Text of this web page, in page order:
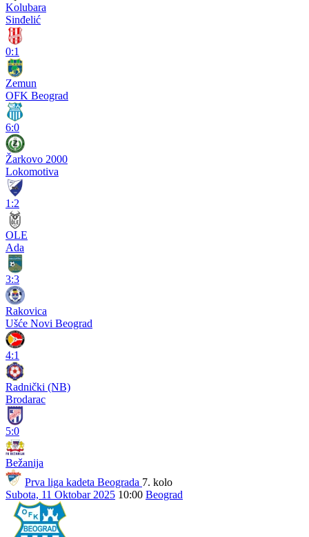
Kolubara
Sinđelić
0:1
Zemun
OFK Beograd
6:0
Žarkovo 2000
Lokomotiva
1:2
OLE
Ada
3:3
Rakovica
Ušće Novi Beograd
4:1
Radnički (NB)
Brodarac
5:0
Bežanija
Prva liga kadeta Beograda 7. kolo
Subota, 11 Oktobar 2025 10:00 Beograd